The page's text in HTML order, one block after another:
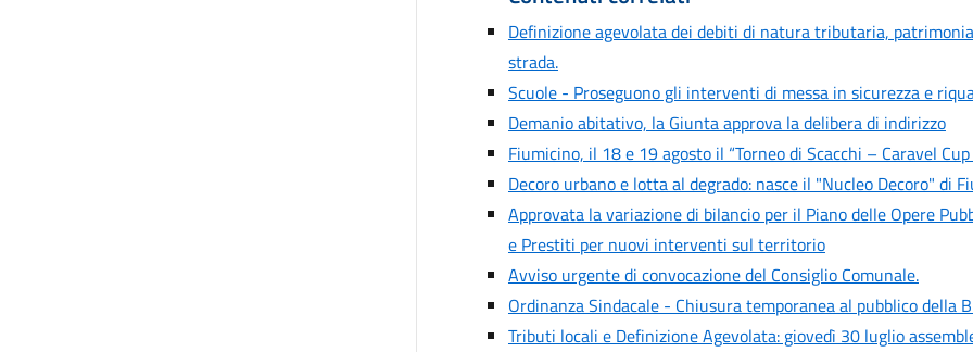
Definizione agevolata dei debiti di natura tributaria,
strada.
Scuole - Proseguono gli interventi di messa in sicurezza e
Demanio abitativo, la Giunta approva la delibera di indirizzo
Fiumicino, il 18 e 19 agosto il “Torneo di Scacchi – Caravel Cup
Decoro urbano e lotta al degrado: nasce il "Nucleo Decoro" di
Approvata la variazione di bilancio per il Piano delle Opere
e Prestiti per nuovi interventi sul territorio
Avviso urgente di convocazione del Consiglio Comunale.
Ordinanza Sindacale - Chiusura temporanea al pubblico della
Tributi locali e Definizione Agevolata: giovedì 30 luglio